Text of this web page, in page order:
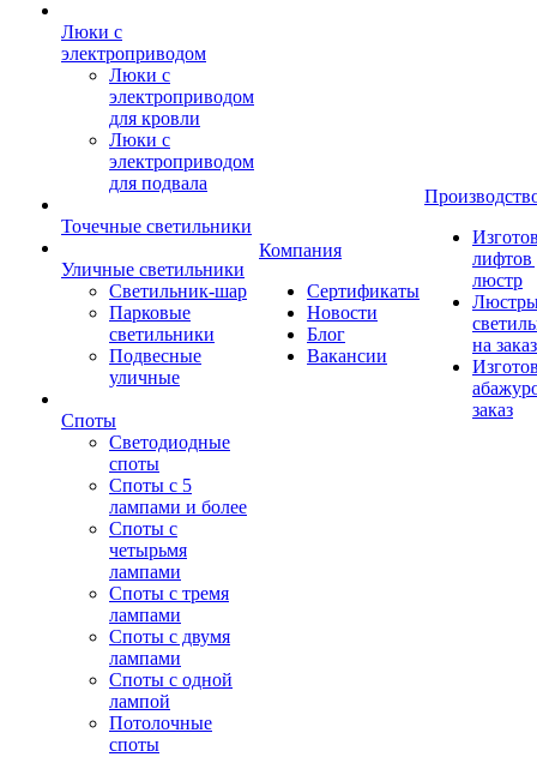
Люки с
электроприводом
Люки с
электроприводом
для кровли
Люки с
электроприводом
для подвала
Точечные светильники
Уличные светильники
Светильник-шар
Парковые
светильники
Подвесные
уличные
Споты
Светодиодные
споты
Споты с 5
лампами и более
Споты с
четырьмя
лампами
Споты с тремя
лампами
Споты с двумя
лампами
Споты с одной
лампой
Потолочные
споты
Компания
Сертификаты
Новости
Блог
Вакансии
лифтов
люстр
на заказ
заказ